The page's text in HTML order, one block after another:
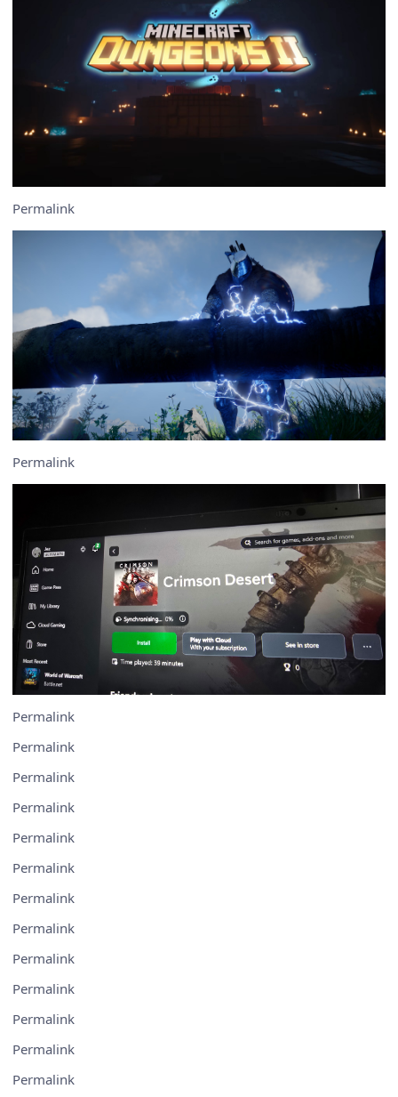
Permalink
Permalink
Permalink
Permalink
Permalink
Permalink
Permalink
Permalink
Permalink
Permalink
Permalink
Permalink
Permalink
Permalink
Permalink